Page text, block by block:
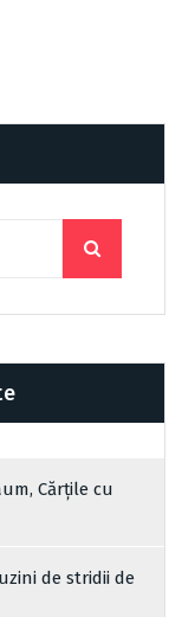
Cărțile cu
de stridii de